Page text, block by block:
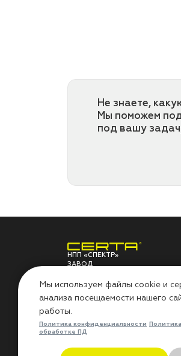
Не знаете,
Мы поможем
под вашу
НПП «СПЕКТР»
ЗАВОД
МАТЕРИАЛОВ
О ЗАВОДЕ
НПП
Политика
Мы используем файлы cookie и
анализа посещаемости нашего
работы.
Политика конфиденциальности
обработке ПД